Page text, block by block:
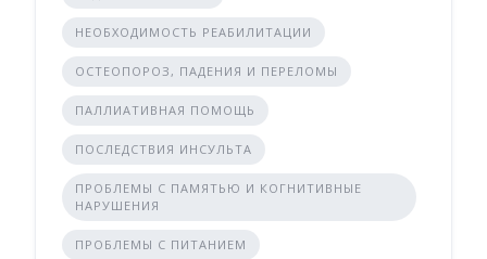
НЕОБХОДИМОСТЬ РЕАБИЛИТАЦИИ
ОСТЕОПОРОЗ, ПАДЕНИЯ И ПЕРЕЛОМЫ
ПАЛЛИАТИВНАЯ ПОМОЩЬ
ПОСЛЕДСТВИЯ ИНСУЛЬТА
ПРОБЛЕМЫ С ПАМЯТЬЮ И КОГНИТИВНЫЕ
НАРУШЕНИЯ
ПРОБЛЕМЫ С ПИТАНИЕМ